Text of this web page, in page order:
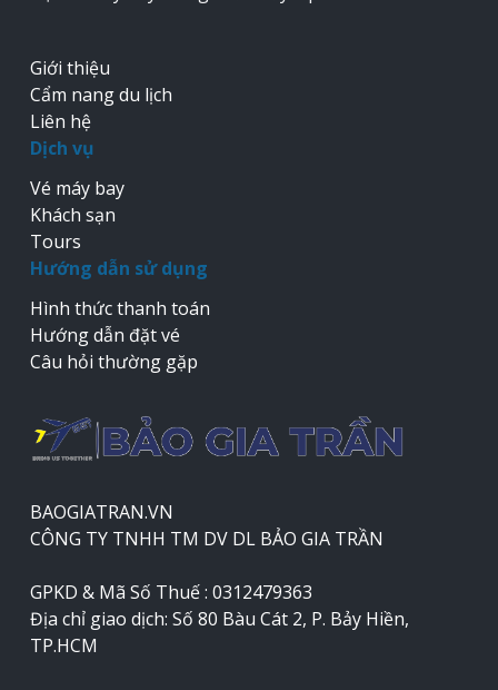
Giới thiệu
Cẩm nang du lịch
Liên hệ
Dịch vụ
Vé máy bay
Khách sạn
Tours
Hướng dẫn sử dụng
Hình thức thanh toán
Hướng dẫn đặt vé
Câu hỏi thường gặp
BAOGIATRAN.VN
CÔNG TY TNHH TM DV DL BẢO GIA TRẦN
GPKD & Mã Số Thuế : 0312479363
Địa chỉ giao dịch: Số 80 Bàu Cát 2, P. Bảy Hiền,
TP.HCM